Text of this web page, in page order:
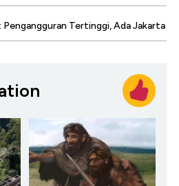
Tertinggi, Ada Jakarta